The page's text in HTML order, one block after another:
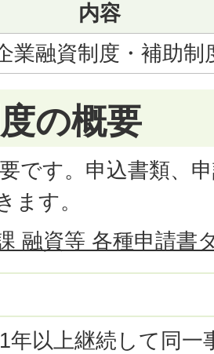
内容
業融資制度・補助制
の概要
です。申込書類、
ます。
融資等 各種申請書
年以上継続して同